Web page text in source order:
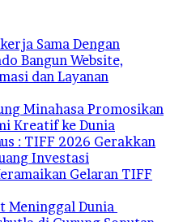
Sama Dengan
Bangun Website,
dan Layanan
Minahasa Promosikan
Kreatif ke Dunia
: TIFF 2026 Gerakkan
Investasi
Gelaran TIFF
Meninggal Dunia